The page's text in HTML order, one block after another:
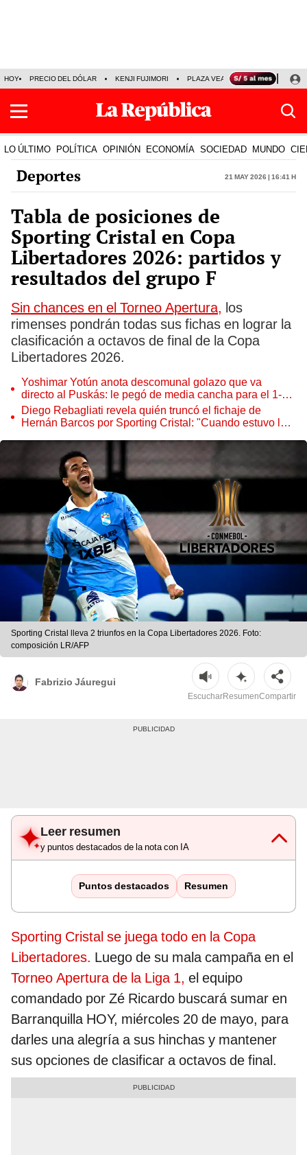
HOY PRECIO DEL DÓLAR KENJI FUJIMORI PLAZA VEA FERIADOS
LO ÚLTIMO POLÍTICA OPINIÓN ECONOMÍA SOCIEDAD MUNDO
Deportes 21 May 2026 | 16:41 h
Tabla de posiciones de
Sporting Cristal en Copa
Libertadores 2026: partidos y
resultados del grupo F
Sin chances en el Torneo Apertura, los
rimenses pondrán todas sus fichas en lograr la
clasificación a octavos de final de la Copa
Libertadores 2026.
Yoshimar Yotún anota descomunal golazo que va
directo al Puskás: le pegó de media cancha para el 1-0
de Sporting Cristal
Diego Rebagliati revela quién truncó el fichaje de
Hernán Barcos por Sporting Cristal: "Cuando estuvo la
Sporting Cristal lleva 2 triunfos en la Copa Libertadores 2026. Foto:
composición LR/AFP
Fabrizio Jáuregui
EscucharResumenCompartir
Leer resumen
y puntos destacados de la nota con IA
Puntos destacados Resumen
Sporting Cristal se juega todo en la Copa
Libertadores. Luego de su mala campaña en el
Torneo Apertura de la Liga 1, el equipo
comandado por Zé Ricardo buscará sumar en
Barranquilla HOY, miércoles 20 de mayo, para
darles una alegría a sus hinchas y mantener
sus opciones de clasificar a octavos de final.